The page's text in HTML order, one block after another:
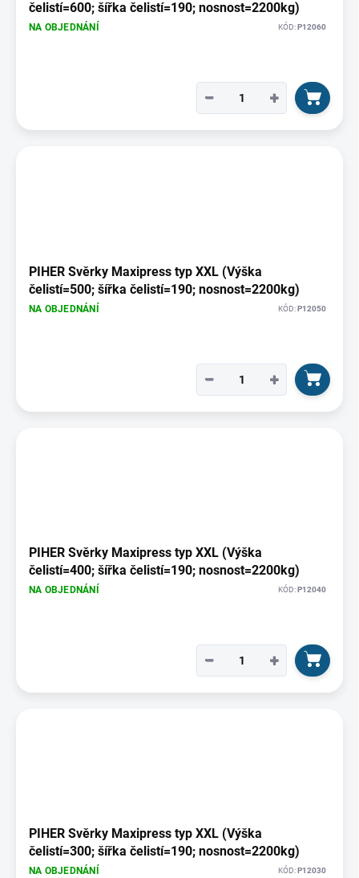
čelistí=600; šířka čelistí=190; nosnost=2200kg)
NA OBJEDNÁNÍ KÓD: P12060
+
−
PIHER Svěrky Maxipress typ XXL (Výška
čelistí=500; šířka čelistí=190; nosnost=2200kg)
NA OBJEDNÁNÍ KÓD:P12050
+
−
PIHER Svěrky Maxipress typ XXL (Výška
čelistí=400; šířka čelistí=190; nosnost=2200kg)
NA OBJEDNÁNÍ KÓD:P12040
+
−
PIHER Svěrky Maxipress typ XXL (Výška
čelistí=300; šířka čelistí=190; nosnost=2200kg)
NA OBJEDNÁNÍ KÓD:P12030